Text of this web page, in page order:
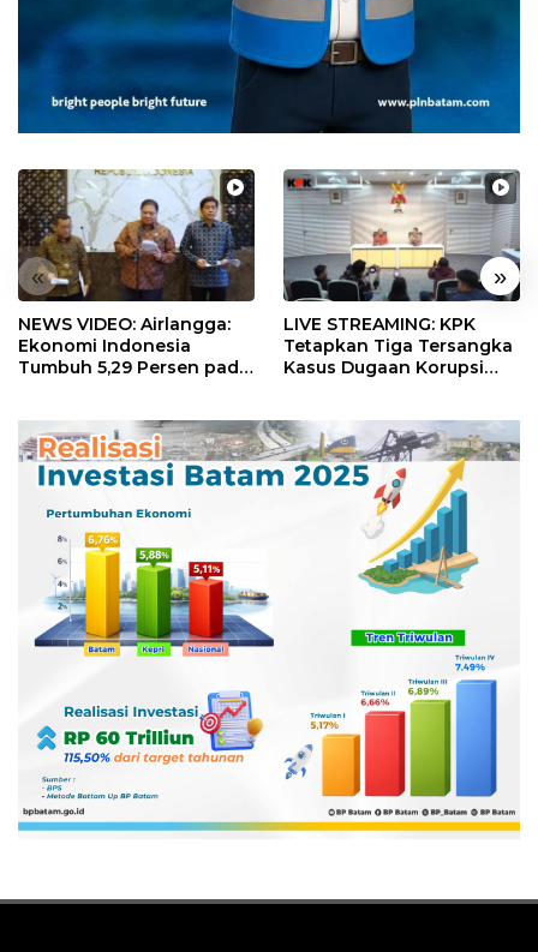
« »
NEWS VIDEO: Airlangga:
Ekonomi Indonesia
Tumbuh 5,29 Persen pada
LIVE STREAMING: KPK
Tetapkan Tiga Tersangka
Kasus Dugaan Korupsi